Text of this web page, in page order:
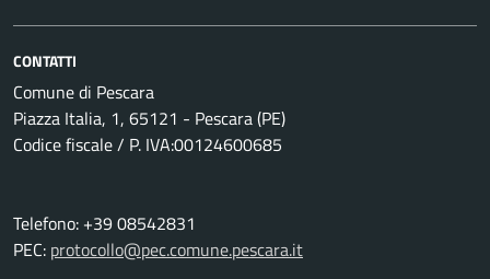
CONTATTI
Comune di Pescara
Piazza Italia, 1, 65121 - Pescara (PE)
Codice fiscale / P. IVA:00124600685
Telefono: +39 08542831
PEC: protocollo@pec.comune.pescara.it